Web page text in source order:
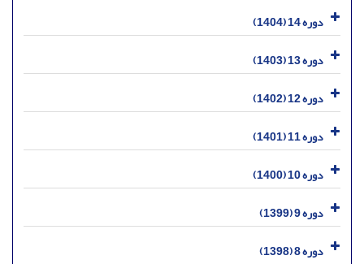
دوره 14 (1404)
دوره 13 (1403)
دوره 12 (1402)
دوره 11 (1401)
دوره 10 (1400)
دوره 9 (1399)
دوره 8 (1398)